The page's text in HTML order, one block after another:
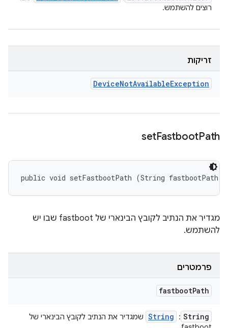
רוצים להשתמש.
זריקות
DeviceNotAvailableException
setFastbootPath
public void setFastbootPath (String fastbootPath)
מגדיר את הנתיב לקובץ הבינארי של fastboot שבו יש
להשתמש.
פרמטרים
fastbootPath
String
:
String שמגדיר את הנתיב לקובץ הבינארי של